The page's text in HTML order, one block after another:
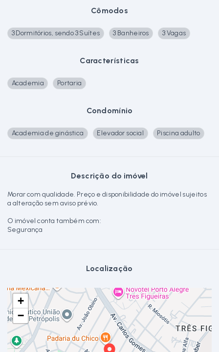
Cômodos
3 Dormitórios, sendo 3 Suítes 3 Banheiros 3 Vagas
Características
Academia Portaria
Condomínio
Academia de ginástica Elevador social Piscina adulto
Descrição do imóvel
Morar com qualidade. Preço e disponibilidade do imóvel sujeitos
a alteração sem aviso prévio.
O imóvel conta também com:
Segurança
Localização
+
−